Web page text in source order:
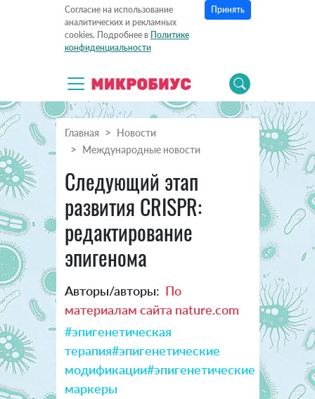
Согласие на использование
аналитических и рекламных
cookies. Подробнее в Политике
конфиденциальности
Принять
Главная
Новости
Международные новости
Следующий этап
развития CRISPR:
редактирование
эпигенома
Авторы/авторы: По
материалам сайта nature.com
#эпигенетическая
терапия#эпигенетические
модификации#эпигенетические
маркеры